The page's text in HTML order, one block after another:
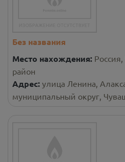
Без названия
Место нахождения:
район
Адрес: улица Ленина,
муниципальный округ,